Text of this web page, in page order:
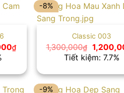
₫Giá
1,100,000₫.
-8%
Classic 003
1,300,000₫
Giá
gốc
là:
Tiết kiệm: 7.7%
-9%